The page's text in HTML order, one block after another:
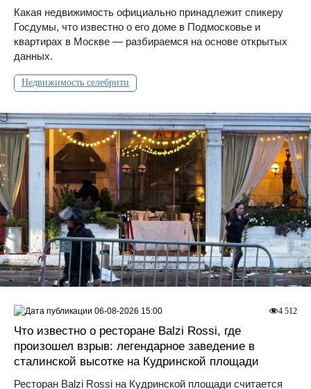
Какая недвижимость официально принадлежит спикеру
Госдумы, что известно о его доме в Подмосковье и
квартирах в Москве — разбираемся на основе открытых
данных.
Недвижимость селебрити
Что известно о ресторане Balzi Rossi, где
произошел взрыв: легендарное заведение в
сталинской высотке на Кудринской площади
Ресторан Balzi Rossi на Кудринской площади считается
4 512
06-08-2026 15:00